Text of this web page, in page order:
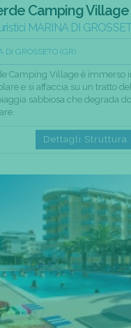
Camping Village
MARINA DI
DI GROSSETO (GR)
Camping Village è immerso
e si affaccia su un tratto
sabbiosa che degrada
Dettagli Struttura